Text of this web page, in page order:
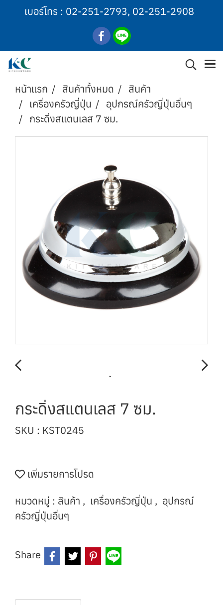
เบอร์โทร : 02-251-2793, 02-251-2908
หน้าแรก สินค้าทั้งหมด
สินค้า
เครื่องครัวญี่ปุ่น
อุปกรณ์ครัวญี่ปุ่นอื่นๆ
กระดิ่งสแตนเลส 7 ซม.
กระดิ่งสแตนเลส 7 ซม.
SKU : KST0245
เพิ่มรายการโปรด
หมวดหมู่ : สินค้า , เครื่องครัวญี่ปุ่น , อุปกรณ์
ครัวญี่ปุ่นอื่นๆ
Share